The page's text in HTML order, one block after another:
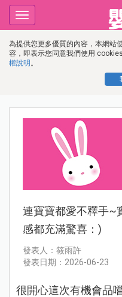
為提供您更多優質的內容，本網站
容，即表示您同意我們使用
權說明 。
Toggle
navigation
連寶寶都愛不釋手~
感都充滿驚喜：)
發表人：筱雨許
發表日期：2026-06-23
很開心這次有機會品